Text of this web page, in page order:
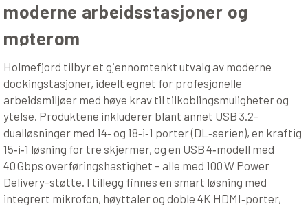
moderne arbeidsstasjoner og
møterom
Holmefjord tilbyr et gjennomtenkt utvalg av moderne
dockingstasjoner, ideelt egnet for profesjonelle
arbeidsmiljøer med høye krav til tilkoblingsmuligheter og
ytelse. Produktene inkluderer blant annet USB 3.2-
dualløsninger med 14‑ og 18‑i‑1 porter (DL‑serien), en kraftig
15‑i‑1 løsning for tre skjermer, og en USB 4‑modell med
40 Gbps overføringshastighet – alle med 100 W Power
Delivery-støtte. I tillegg finnes en smart løsning med
integrert mikrofon, høyttaler og doble 4K HDMI‑porter,